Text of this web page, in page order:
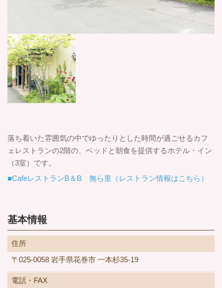
落ち着いた雰囲気の中でゆったりとした時間が過ごせるカフ
ェレストランの2階の、ベッドと朝食を提供するホテル・イン
（3室）です。
■CafeレストランB＆B 無ら里（レストラン情報はこちら）
基本情報
住所
〒025-0058 岩手県花巻市 一本杉35-19
電話・FAX